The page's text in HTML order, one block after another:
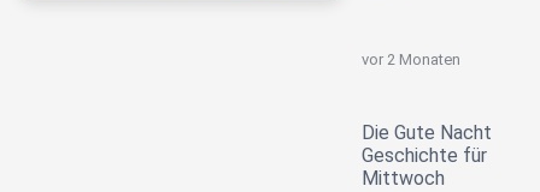
vor 2 Monaten
Die Gute Nacht
Geschichte für
Mittwoch